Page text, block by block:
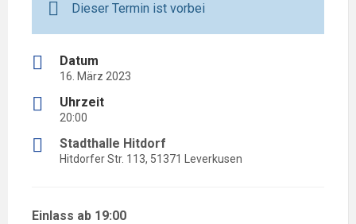
Dieser Termin ist vorbei
Datum
16. März 2023
Uhrzeit
20:00
Stadthalle Hitdorf
Hitdorfer Str. 113, 51371 Leverkusen
Einlass ab 19:00